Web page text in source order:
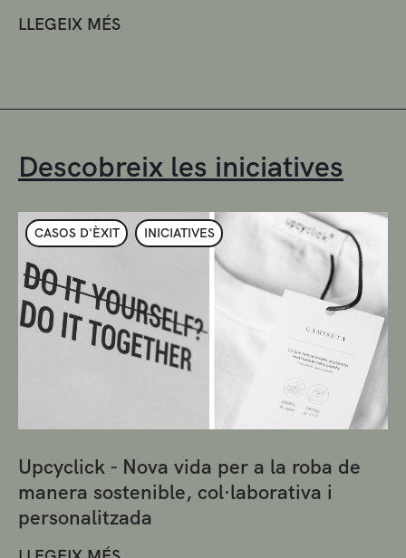
LLEGEIX MÉS
Descobreix les iniciatives
CASOS D'ÈXIT INICIATIVES
Upcyclick - Nova vida per a la roba de
manera sostenible, col·laborativa i
personalitzada